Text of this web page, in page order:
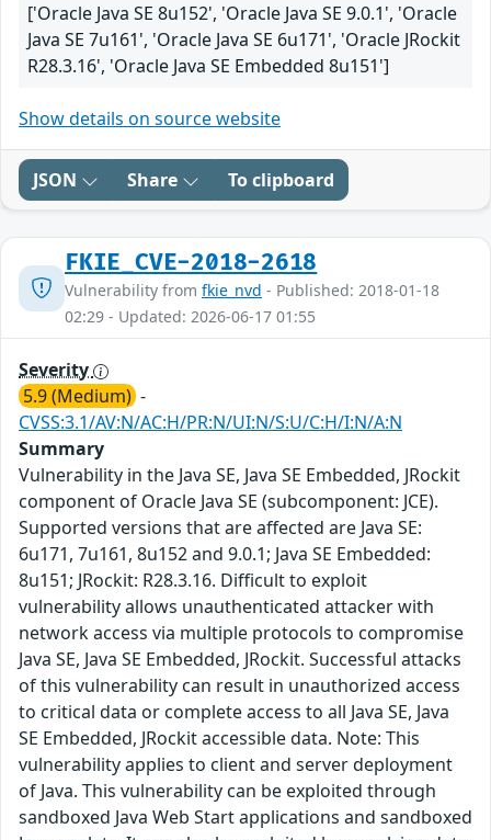
['Oracle Java SE 8u152', 'Oracle Java SE 9.0.1', 'Oracle
Java SE 7u161', 'Oracle Java SE 6u171', 'Oracle JRockit
R28.3.16', 'Oracle Java SE Embedded 8u151']
Show details on source website
JSON Share To clipboard
FKIE_CVE-2018-2618
Vulnerability from fkie_nvd - Published: 2018-01-18
02:29 - Updated: 2026-06-17 01:55
Severity
5.9 (Medium) -
CVSS:3.1/AV:N/AC:H/PR:N/UI:N/S:U/C:H/I:N/A:N
Summary
Vulnerability in the Java SE, Java SE Embedded, JRockit
component of Oracle Java SE (subcomponent: JCE).
Supported versions that are affected are Java SE:
6u171, 7u161, 8u152 and 9.0.1; Java SE Embedded:
8u151; JRockit: R28.3.16. Difficult to exploit
vulnerability allows unauthenticated attacker with
network access via multiple protocols to compromise
Java SE, Java SE Embedded, JRockit. Successful attacks
of this vulnerability can result in unauthorized access
to critical data or complete access to all Java SE, Java
SE Embedded, JRockit accessible data. Note: This
vulnerability applies to client and server deployment
of Java. This vulnerability can be exploited through
sandboxed Java Web Start applications and sandboxed